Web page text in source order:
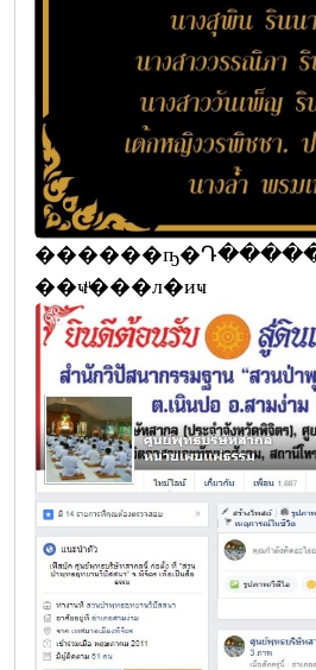
��ҹͧ���л�иҹ